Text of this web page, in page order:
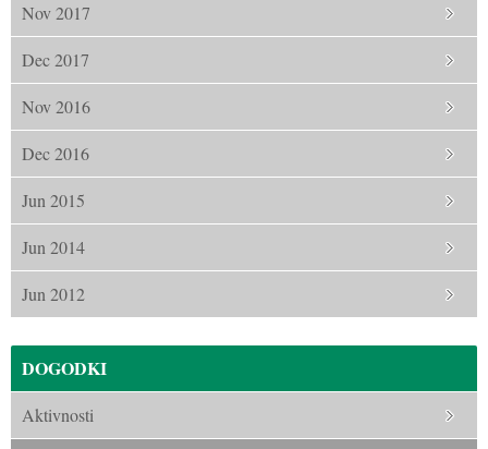
Nov 2017
Dec 2017
Nov 2016
Dec 2016
Jun 2015
Jun 2014
Jun 2012
DOGODKI
Aktivnosti